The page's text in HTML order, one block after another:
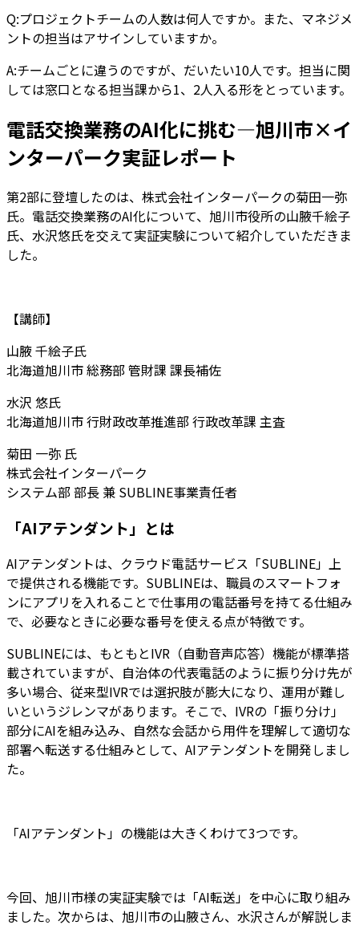
Q:プロジェクトチームの人数は何人ですか。また、マネジメ
ントの担当はアサインしていますか。
A:チームごとに違うのですが、だいたい10人です。担当に関
しては窓口となる担当課から1、2人入る形をとっています。
電話交換業務のAI化に挑む―旭川市×イ
ンターパーク実証レポート
第2部に登壇したのは、株式会社インターパークの菊田一弥
氏。電話交換業務のAI化について、旭川市役所の山腋千絵子
氏、水沢悠氏を交えて実証実験について紹介していただきま
した。
【講師】
山腋 千絵子氏
北海道旭川市 総務部 管財課 課長補佐
水沢 悠氏
北海道旭川市 行財政改革推進部 行政改革課 主査
菊田 一弥 氏
株式会社インターパーク
システム部 部長 兼 SUBLINE事業責任者
「AIアテンダント」とは
AIアテンダントは、クラウド電話サービス「SUBLINE」上
で提供される機能です。SUBLINEは、職員のスマートフォ
ンにアプリを入れることで仕事用の電話番号を持てる仕組み
で、必要なときに必要な番号を使える点が特徴です。
SUBLINEには、もともとIVR（自動音声応答）機能が標準搭
載されていますが、自治体の代表電話のように振り分け先が
多い場合、従来型IVRでは選択肢が膨大になり、運用が難し
いというジレンマがあります。そこで、IVRの「振り分け」
部分にAIを組み込み、自然な会話から用件を理解して適切な
部署へ転送する仕組みとして、AIアテンダントを開発しまし
た。
「AIアテンダント」の機能は大きくわけて3つです。
今回、旭川市様の実証実験では「AI転送」を中心に取り組み
ました。次からは、旭川市の山腋さん、水沢さんが解説しま